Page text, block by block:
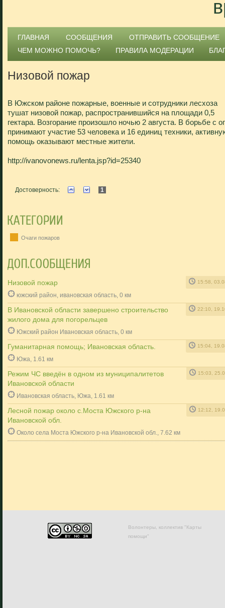
ГЛАВНАЯ СООБЩЕНИЯ
ОТПРАВИТЬ СООБЩЕНИЕ
ЧЕМ МОЖНО ПОМОЧЬ?
ПРАВИЛА МОДЕРАЦИИ
Низовой пожар
В Южском районе пожарные, военные и сотрудники лесхоза
тушат низовой пожар, распространившийся на площади 0,5
гектара. Возгорание произошло ночью 2 августа. В борьбе с
принимают участие 53 человека и 16 единиц техники,
помощь оказывают местные жители.
http://ivanovonews.ru/lenta.jsp?id=25340
Достоверность: 1
Очаги пожаров
Низовой пожар 15:58,
южский район, ивановская область, 0 км
В Ивановской области завершено строительство
жилого дома для погорельцев
22:10,
Южский район Ивановская область, 0 км
Гуманитарная помощь; Ивановская область. 15:04,
Южа, 1.61 км
Режим ЧС введён в одном из муниципалитетов
Ивановской области
15:03,
Ивановская область, Южа, 1.61 км
Лесной пожар около с.Моста Южского р-на
Ивановской обл.
12:12,
Около села Моста Южского р-на Ивановской обл., 7.62 км
Волонтеры, коллектив "Карты
помощи"